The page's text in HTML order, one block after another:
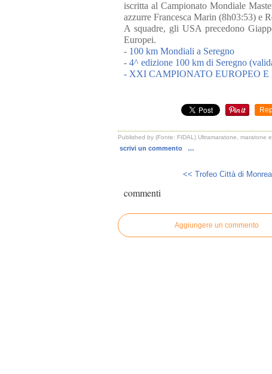
iscritta al Campionato Mondiale
azzurre Francesca Marin (8h03:53) e
A squadre, gli USA precedono
Europei.
- 100 km Mondiali a Seregno
- 4^ edizione 100 km di Seregno
- XXI CAMPIONATO EUROPEO
Published by (Fonte: FIDAL) Ultramaratone, maratone
scrivi un commento
…
<< Trofeo Città di
commenti
Aggiungere un commento